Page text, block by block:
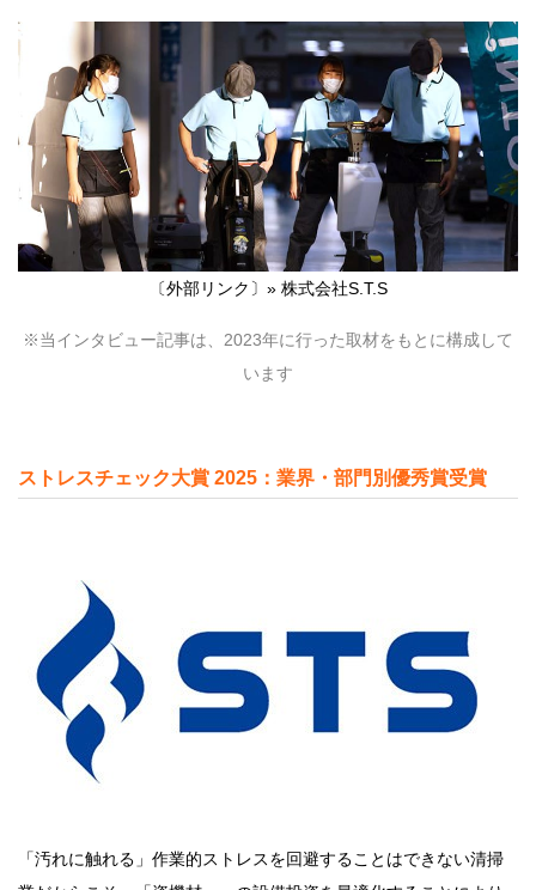
〔外部リンク〕» 株式会社S.T.S
※当インタビュー記事は、2023年に行った取材をもとに構成して
います
ストレスチェック大賞 2025：業界・部門別優秀賞受賞
「汚れに触れる」作業的ストレスを回避することはできない清掃